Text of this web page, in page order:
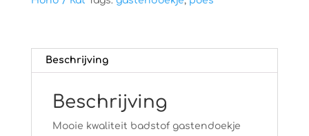
Beschrijving
Beschrijving
Mooie kwaliteit badstof gastendoekje